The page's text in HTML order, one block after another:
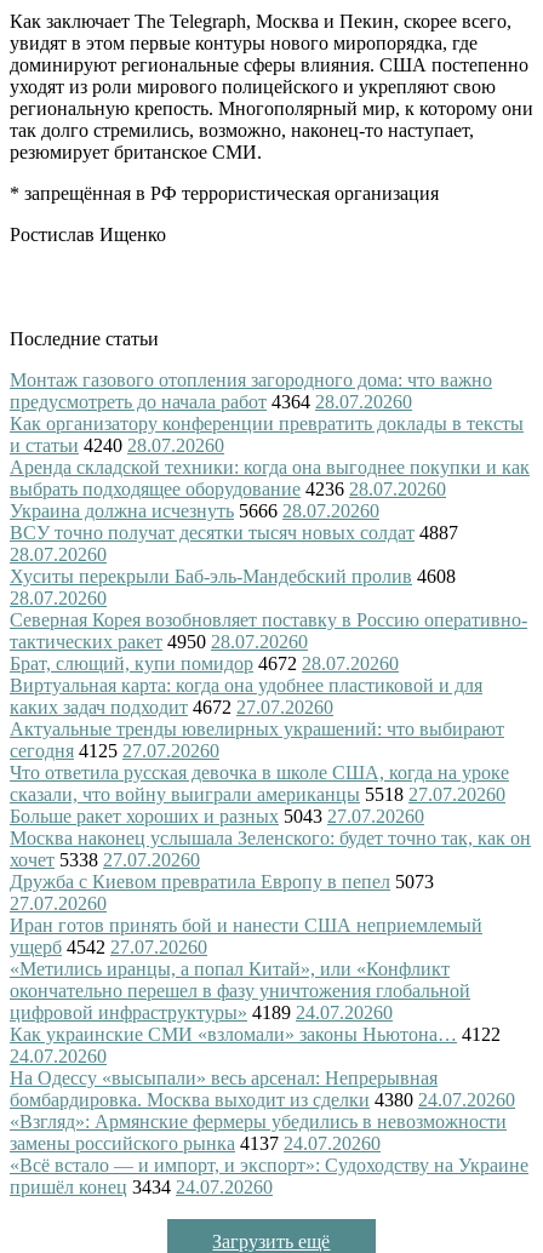
Как заключает The Telegraph, Москва и Пекин, скорее всего,
увидят в этом первые контуры нового миропорядка, где
доминируют региональные сферы влияния. США постепенно
уходят из роли мирового полицейского и укрепляют свою
региональную крепость. Многополярный мир, к которому они
так долго стремились, возможно, наконец-то наступает,
резюмирует британское СМИ.
* запрещённая в РФ террористическая организация
Ростислав Ищенко
Последние статьи
Монтаж газового отопления загородного дома: что важно
предусмотреть до начала работ 4364 28.07.20260
Как организатору конференции превратить доклады в тексты
и статьи 4240 28.07.20260
Аренда складской техники: когда она выгоднее покупки и как
выбрать подходящее оборудование 4236 28.07.20260
Украина должна исчезнуть 5666 28.07.20260
ВСУ точно получат десятки тысяч новых солдат 4887
28.07.20260
Хуситы перекрыли Баб-эль-Мандебский пролив 4608
28.07.20260
Северная Корея возобновляет поставку в Россию оперативно-
тактических ракет 4950 28.07.20260
Брат, слющий, купи помидор 4672 28.07.20260
Виртуальная карта: когда она удобнее пластиковой и для
каких задач подходит 4672 27.07.20260
Актуальные тренды ювелирных украшений: что выбирают
сегодня 4125 27.07.20260
Что ответила русская девочка в школе США, когда на уроке
сказали, что войну выиграли американцы 5518 27.07.20260
Больше ракет хороших и разных 5043 27.07.20260
Москва наконец услышала Зеленского: будет точно так, как он
хочет 5338 27.07.20260
Дружба с Киевом превратила Европу в пепел 5073
27.07.20260
Иран готов принять бой и нанести США неприемлемый
ущерб 4542 27.07.20260
«Метились иранцы, а попал Китай», или «Конфликт
окончательно перешел в фазу уничтожения глобальной
цифровой инфраструктуры» 4189 24.07.20260
Как украинские СМИ «взломали» законы Ньютона… 4122
24.07.20260
На Одессу «высыпали» весь арсенал: Непрерывная
бомбардировка. Москва выходит из сделки 4380 24.07.20260
«Взгляд»: Армянские фермеры убедились в невозможности
замены российского рынка 4137 24.07.20260
«Всё встало — и импорт, и экспорт»: Судоходству на Украине
пришёл конец 3434 24.07.20260
Загрузить ещё